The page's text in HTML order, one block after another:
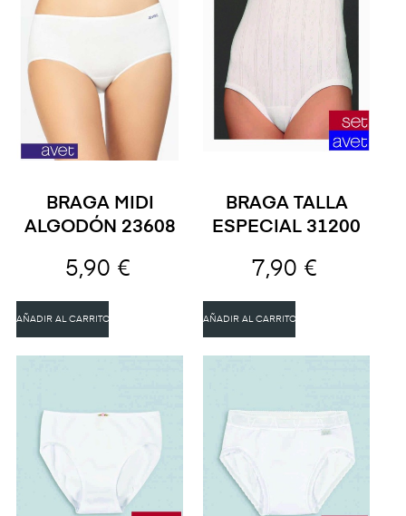
BRAGA MIDI
ALGODÓN 23608
5,90 €
AÑADIR AL CARRITO
BRAGA TALLA
ESPECIAL 31200
7,90 €
AÑADIR AL CARRITO